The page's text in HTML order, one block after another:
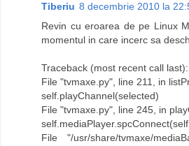
Tiberiu 8 decembrie 2010 la
Revin cu eroarea de pe Linux
momentul in care incerc sa
Traceback (most recent call last):
File "tvmaxe.py", line 211, in
self.playChannel(selected)
File "tvmaxe.py", line 245, in
File "/usr/share/tvmaxe/